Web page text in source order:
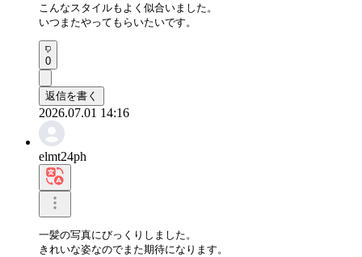
こんなスタイルもよく似合いました。
いつまたやってもらいたいです。
0
返信を書く
2026.07.01 14:16
elmt24ph
一髪の写真にびっくりしました。
きれいな姿なのでまた期待になります。